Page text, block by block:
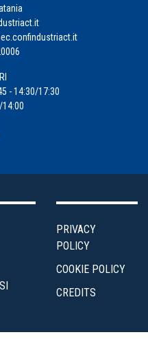
- 14:30/17:30
14:00
PRIVACY
POLICY
COOKIE POLICY
CREDITS